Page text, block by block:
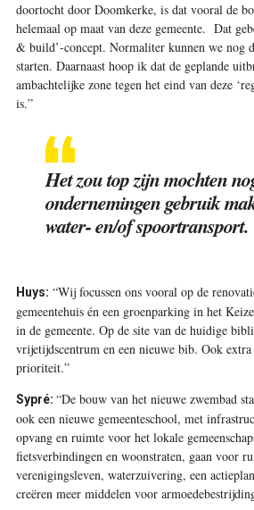
doortocht door Doomkerke, is dat vooral de
helemaal op maat van deze gemeente. Dat
& build’-concept. Normaliter kunnen we nog
starten. Daarnaast hoop ik dat de geplande
ambachtelijke zone tegen het eind van deze
is.”
Het zou top zijn mochten
ondernemingen gebruik
water- en/of spoortransport.
Huys: “Wij focussen ons vooral op de
gemeentehuis én een groenparking in het
in de gemeente. Op de site van de huidige
vrijetijdscentrum en een nieuwe bib. Ook extra
prioriteit.”
Sypré: “De bouw van het nieuwe zwembad
ook een nieuwe gemeenteschool, met
opvang en ruimte voor het lokale
fietsverbindingen en woonstraten, gaan voor
verenigingsleven, waterzuivering, een
creëren meer middelen voor